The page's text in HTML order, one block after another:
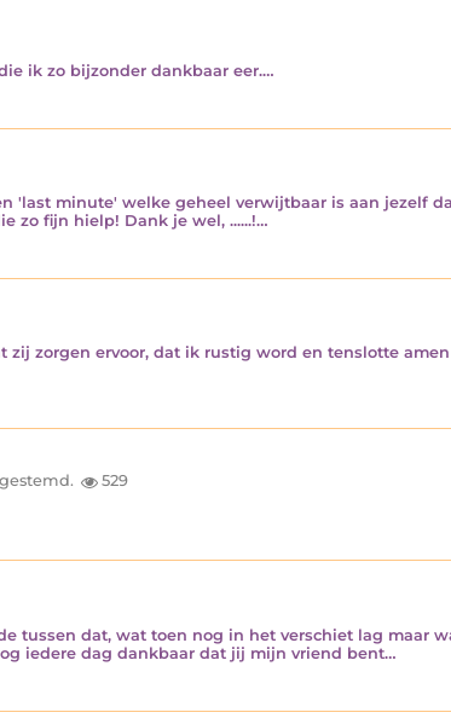
ik zo bijzonder dankbaar eer.…
'last minute' welke geheel verwijtbaar is aan jezelf
zo fijn hielp! Dank je wel, ......!…
zorgen ervoor, dat ik rustig word en tenslotte
529
tussen dat, wat toen nog in het verschiet lag maar
iedere dag dankbaar dat jij mijn vriend bent…